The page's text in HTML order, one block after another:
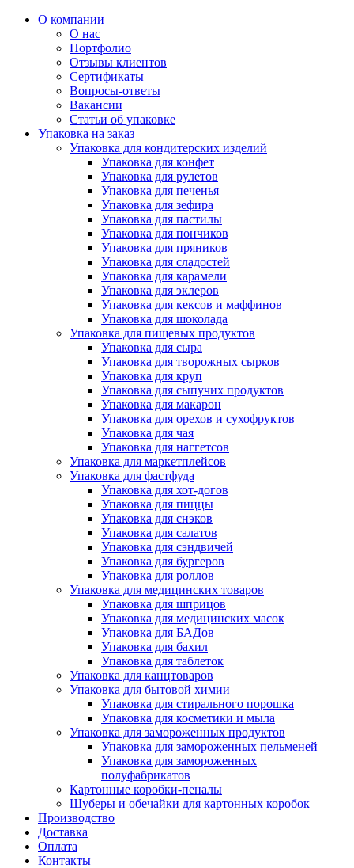
О компании
О нас
Портфолио
Отзывы клиентов
Сертификаты
Вопросы-ответы
Вакансии
Статьи об упаковке
Упаковка на заказ
Упаковка для кондитерских изделий
Упаковка для конфет
Упаковка для рулетов
Упаковка для печенья
Упаковка для зефира
Упаковка для пастилы
Упаковка для пончиков
Упаковка для пряников
Упаковка для сладостей
Упаковка для карамели
Упаковка для эклеров
Упаковка для кексов и маффинов
Упаковка для шоколада
Упаковка для пищевых продуктов
Упаковка для сыра
Упаковка для творожных сырков
Упаковка для круп
Упаковка для сыпучих продуктов
Упаковка для макарон
Упаковка для орехов и сухофруктов
Упаковка для чая
Упаковка для наггетсов
Упаковка для маркетплейсов
Упаковка для фастфуда
Упаковка для хот-догов
Упаковка для пиццы
Упаковка для снэков
Упаковка для салатов
Упаковка для сэндвичей
Упаковка для бургеров
Упаковка для роллов
Упаковка для медицинских товаров
Упаковка для шприцов
Упаковка для медицинских масок
Упаковка для БАДов
Упаковка для бахил
Упаковка для таблеток
Упаковка для канцтоваров
Упаковка для бытовой химии
Упаковка для стирального порошка
Упаковка для косметики и мыла
Упаковка для замороженных продуктов
Упаковка для замороженных пельменей
Упаковка для замороженных
полуфабрикатов
Картонные коробки-пеналы
Шуберы и обечайки для картонных коробок
Производство
Доставка
Оплата
Контакты